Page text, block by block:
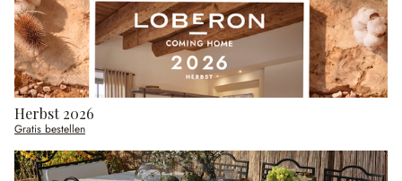
Herbst 2026
Gratis bestellen